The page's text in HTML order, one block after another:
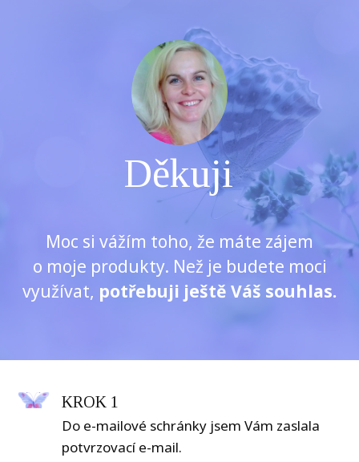
Děkuji
Moc si vážím toho, že máte zájem
o moje produkty. Než je budete moci
využívat, potřebuji ještě Váš souhlas.
KROK 1
Do e-mailové schránky jsem Vám zaslala
potvrzovací e-mail.